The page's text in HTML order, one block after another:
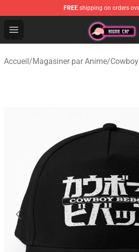
FREE shipping on orders
Open menu
Anime Cap Shop - The Best
Accueil/Magasiner par Anime/